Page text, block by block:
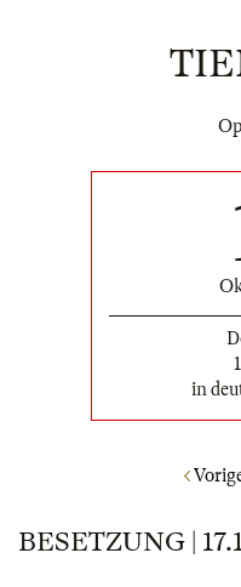
in
BESETZUNG |